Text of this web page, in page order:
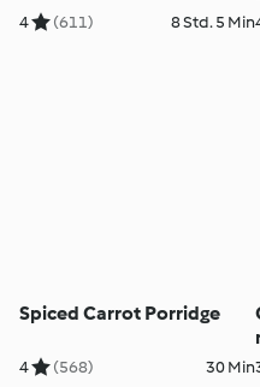
4 (611) 8 Std. 5 Min
Spiced Carrot Porridge
4 (568) 30 Min